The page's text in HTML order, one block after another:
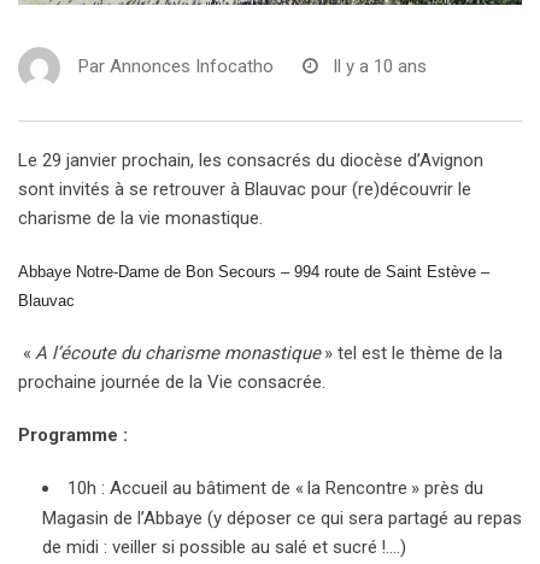
Par Annonces Infocatho Il y a 10 ans
Le 29 janvier prochain, les consacrés du diocèse d’Avignon
sont invités à se retrouver à Blauvac pour (re)découvrir le
charisme de la vie monastique.
Abbaye Notre-Dame de Bon Secours – 994 route de Saint Estève –
Blauvac
« A l’écoute du charisme monastique » tel est le thème de la
prochaine journée de la Vie consacrée.
Programme :
10h : Accueil au bâtiment de « la Rencontre » près du
Magasin de l’Abbaye (y déposer ce qui sera partagé au repas
de midi : veiller si possible au salé et sucré !….)